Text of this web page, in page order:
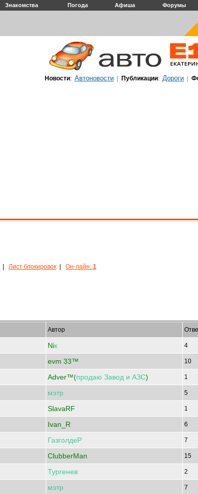
Знакомства Погода Афиша Форумы
Новости: Автоновости Публикации: Дороги
Лист блокировок Он-лайн: 1
Автор
Niк 4
evm 33™ 10
Adver™(продаю Завод и АЗС) 1
мэтр 5
SlavaRF 1
Ivan_R 6
ГазголдеР 7
ClubberMan 15
Тургенев 2
мэтр 7